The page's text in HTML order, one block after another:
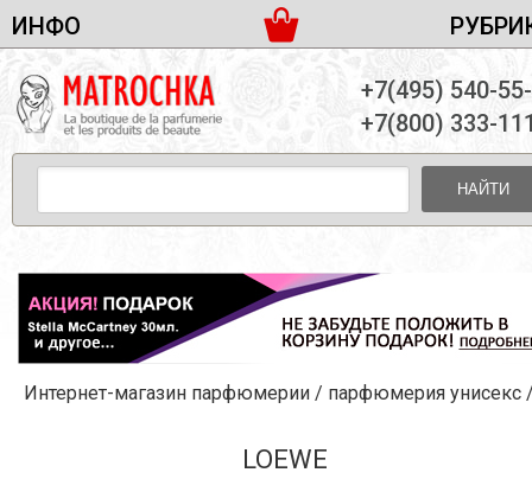
ИНФО
ДОСТАВКА И ОПЛАТА
ПАРТНЕРСТВО
КОНТАКТЫ
ЖЕНСКАЯ ПАРФЮМЕРИЯ
МУЖСКАЯ ПАРФЮМЕРИЯ
УНИСЕКС ПАРФЮМЕРИЯ
ЖЕНСКИЕ НАБОРЫ
МУЖСКИЕ НАБОРЫ
УНИСЕКС НАБОРЫ
УХОД ЗА ЛИЦОМ
УХОД ЗА ТЕЛОМ
ДЕКОРАТИВНАЯ КОСМЕТИКА
+7(495) 540-
+7(800) 333-
НАЙТИ
Интернет-магазин парфюмерии / парфюмерия унисекс
LOEWE